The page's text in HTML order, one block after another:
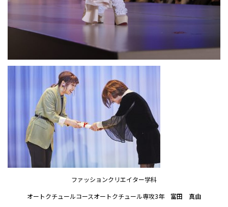
ファッションクリエイター学科
オートクチュールコースオートクチュール専攻3年 富田 真由